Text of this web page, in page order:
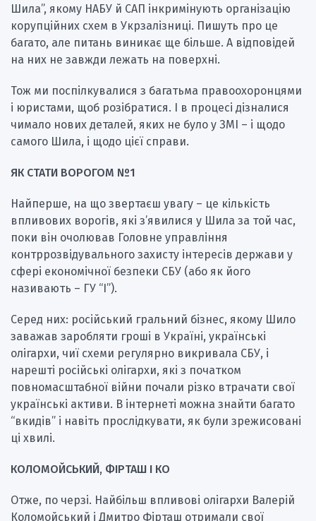
Шила”, якому НАБУ й САП інкримінують організацію
корупційних схем в Укрзалізниці. Пишуть про це
багато, але питань виникає ще більше. А відповідей
на них не завжди лежать на поверхні.
Тож ми поспілкувалися з багатьма правоохоронцями
і юристами, щоб розібратися. І в процесі дізналися
чимало нових деталей, яких не було у ЗМІ – і щодо
самого Шила, і щодо цієї справи.
ЯК СТАТИ ВОРОГОМ №1
Найперше, на що звертаєш увагу – це кількість
впливових ворогів, які з’явилися у Шила за той час,
поки він очолював Головне управління
контррозвідувального захисту інтересів держави у
сфері економічної безпеки СБУ (або як його
називають – ГУ “І”).
Серед них: російський гральний бізнес, якому Шило
заважав заробляти гроші в Україні, українські
олігархи, чиї схеми регулярно викривала СБУ, і
нарешті російські олігархи, які з початком
повномасштабної війни почали різко втрачати свої
українські активи. В інтернеті можна знайти багато
“вкидів” і навіть прослідкувати, як були зрежисовані
ці хвилі.
КОЛОМОЙСЬКИЙ, ФІРТАШ І КО
Отже, по черзі. Найбільш впливові олігархи Валерій
Коломойський і Дмитро Фірташ отримали свої